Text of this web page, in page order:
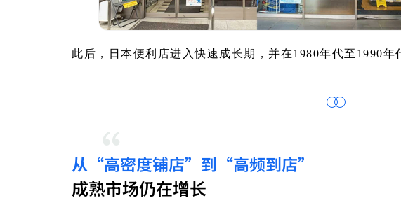
此后，日本便利店进入快速成长期，并在1980年代至1990年
“
从“高密度铺店”到“高频到店”
成熟市场仍在增长